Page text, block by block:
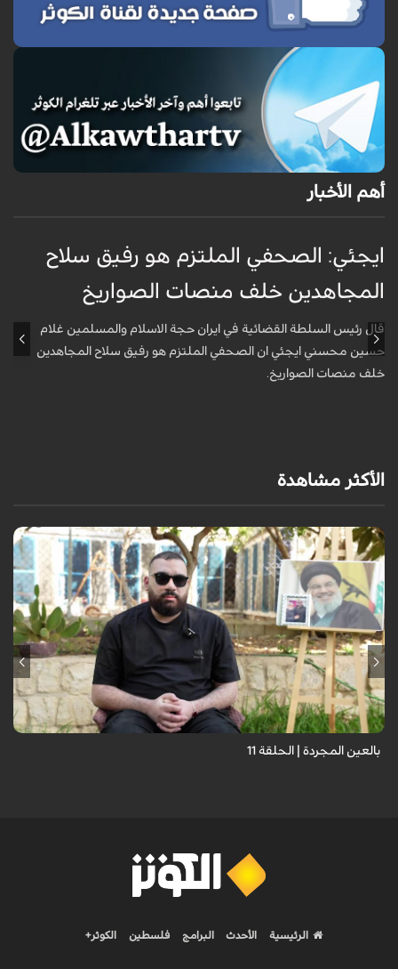
أهم الأخبار
ايجئي: الصحفي الملتزم هو رفيق سلاح
المجاهدين خلف منصات الصواريخ
قال رئيس السلطة القضائية في ايران حجة الاسلام والمسلمين غلام
حسين محسني ايجئي ان الصحفي الملتزم هو رفيق سلاح المجاهدين
خلف منصات الصواريخ.
الأكثر مشاهدة
برنامج "بالعين المجردة" هو توثيق إنسانيٌّ شجاعٌ للحياة تحت وطأة الحرب،
حيث نستمع فيه إلى شهاداتٍ حيّةٍ لأشخاص عايشوا التفجيرات والدمار، فنرى
بعيونهم ت...
بالعين المجردة | الحلقة 11
الرئيسية الأحدث البرامج فلسطين الكوثر+